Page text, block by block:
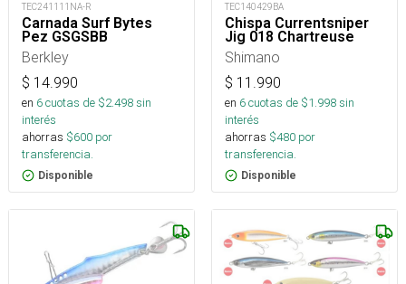
TEC241111NA-R
Carnada Surf Bytes
Pez GSGSBB
Berkley
$ 14.990
en 6cuotas de $2.498sin
interés
ahorras $600 por
transferencia.
Disponible
TEC140429BA
Chispa Currentsniper
Jig 018 Chartreuse
Shimano
$ 11.990
en 6cuotas de $1.998sin
interés
ahorras $480 por
transferencia.
Disponible